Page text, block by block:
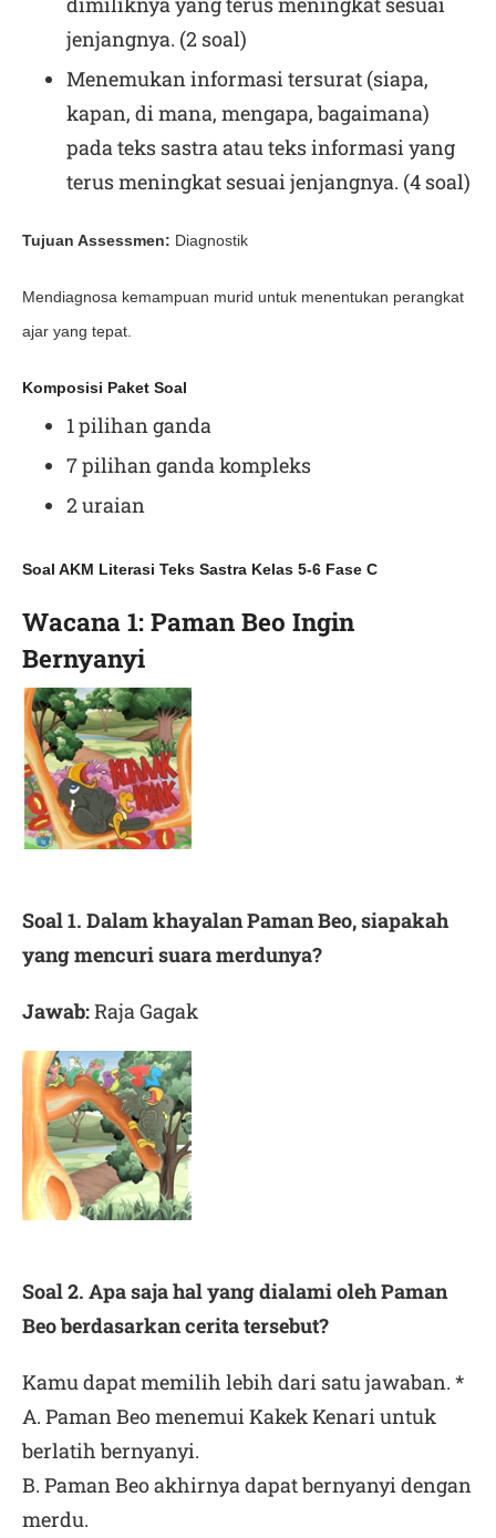
jenjangnya. (2 soal)
Menemukan informasi tersurat (siapa,
kapan, di mana, mengapa, bagaimana)
pada teks sastra atau teks informasi yang
terus meningkat sesuai jenjangnya. (4 soal)
Tujuan Assessmen: Diagnostik
Mendiagnosa kemampuan murid untuk menentukan perangkat
ajar yang tepat.
Komposisi Paket Soal
1 pilihan ganda
7 pilihan ganda kompleks
2 uraian
Soal AKM Literasi Teks Sastra Kelas 5-6 Fase C
Wacana 1: Paman Beo Ingin
Bernyanyi
Soal 1. Dalam khayalan Paman Beo, siapakah
yang mencuri suara merdunya?
Jawab:Raja Gagak
Soal 2. Apa saja hal yang dialami oleh Paman
Beo berdasarkan cerita tersebut?
Kamu dapat memilih lebih dari satu jawaban. *
A. Paman Beo menemui Kakek Kenari untuk
berlatih bernyanyi.
B. Paman Beo akhirnya dapat bernyanyi dengan
merdu.